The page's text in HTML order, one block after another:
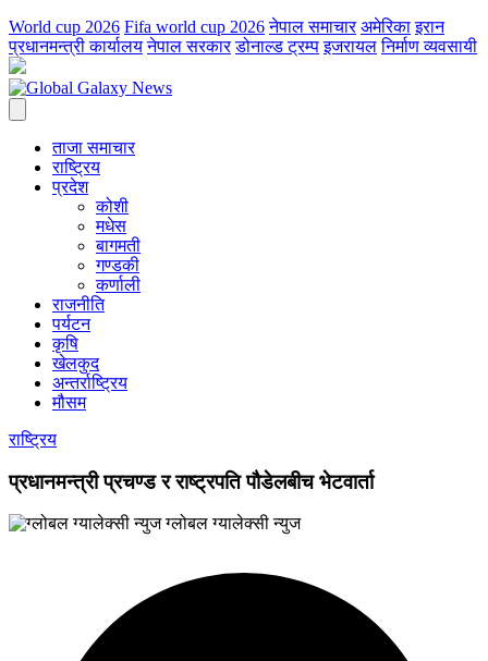
World cup 2026 Fifa world cup 2026 नेपाल समाचार अमेरिका इरान
प्रधानमन्त्री कार्यालय नेपाल सरकार डोनाल्ड ट्रम्प इजरायल निर्माण व्यवसायी
ताजा समाचार
राष्ट्रिय
प्रदेश
कोशी
मधेस
बागमती
गण्डकी
कर्णाली
राजनीति
पर्यटन
कृषि
खेलकुद
अन्तर्राष्ट्रिय
मौसम
राष्ट्रिय
प्रधानमन्त्री प्रचण्ड र राष्ट्रपति पौडेलबीच भेटवार्ता
ग्लोबल ग्यालेक्सी न्युज